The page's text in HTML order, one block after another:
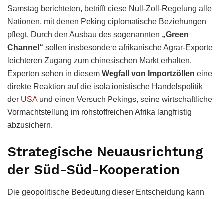
Samstag berichteten, betrifft diese Null-Zoll-Regelung alle
Nationen, mit denen Peking diplomatische Beziehungen
pflegt. Durch den Ausbau des sogenannten „Green
Channel“ sollen insbesondere afrikanische Agrar-Exporte
leichteren Zugang zum chinesischen Markt erhalten.
Experten sehen in diesem Wegfall von Importzöllen eine
direkte Reaktion auf die isolationistische Handelspolitik
der USA und einen Versuch Pekings, seine wirtschaftliche
Vormachtstellung im rohstoffreichen Afrika langfristig
abzusichern.
Strategische Neuausrichtung
der Süd-Süd-Kooperation
Die geopolitische Bedeutung dieser Entscheidung kann